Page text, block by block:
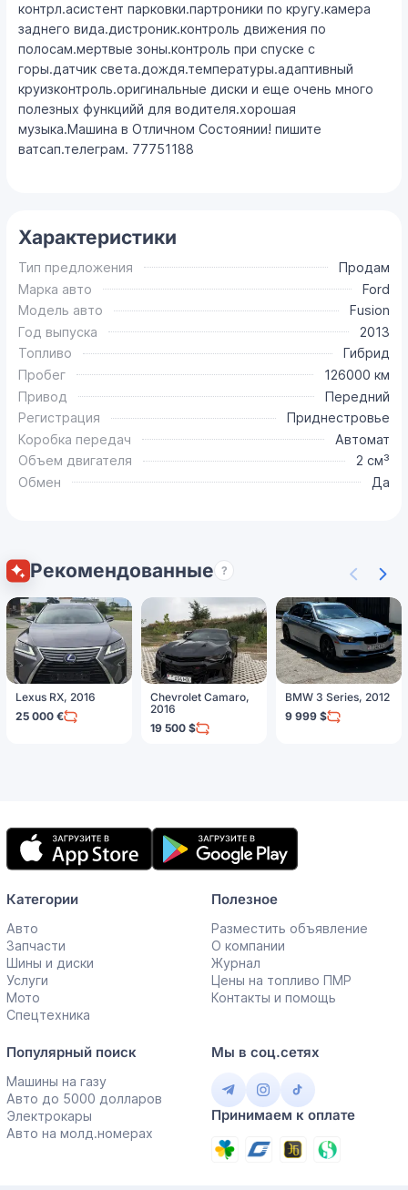
контрл.асистент парковки.партроники по кругу.камера
заднего вида.дистроник.контроль движения по
полосам.мертвые зоны.контроль при спуске с
горы.датчик света.дождя.температуры.адаптивный
круизконтроль.оригинальные диски и еще очень много
полезных функцийй для водителя.хорошая
музыка.Машина в Отличном Состоянии! пишите
ватсап.телеграм. 77751188
Характеристики
Тип предложения
Продам
Марка авто
Ford
Модель авто
Fusion
Год выпуска
2013
Топливо
Гибрид
Пробег
126000 км
Привод
Передний
Регистрация
Приднестровье
Коробка передач
Автомат
Объем двигателя
2 см³
Обмен
Да
Рекомендованные ?
Lexus RX, 2016
25 000 €
Chevrolet Camaro,
2016
19 500 $
BMW 3 Series, 2012
9 999 $
Мобильное
приложение
Категории
Авто
Запчасти
Шины и диски
Услуги
Мото
Спецтехника
Полезное
Разместить объявление
О компании
Журнал
Цены на топливо ПМР
Контакты и помощь
Популярный поиск
Машины на газу
Авто до 5000 долларов
Электрокары
Авто на молд.номерах
Мы в соц.сетях
Принимаем к оплате